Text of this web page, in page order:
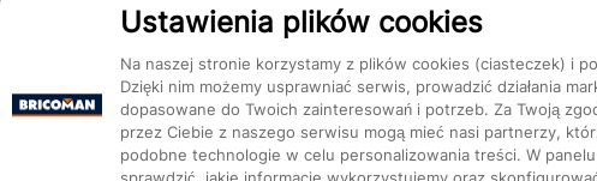
Bricoman 2026 ©
Ustawienia plików cookies
Na naszej stronie korzystamy z plików cookies (ciasteczek) i
Dzięki nim możemy usprawniać serwis, prowadzić działania
dopasowane do Twoich zainteresowań i potrzeb. Za Twoją
przez Ciebie z naszego serwisu mogą mieć nasi partnerzy,
podobne technologie w celu personalizowania treści. W